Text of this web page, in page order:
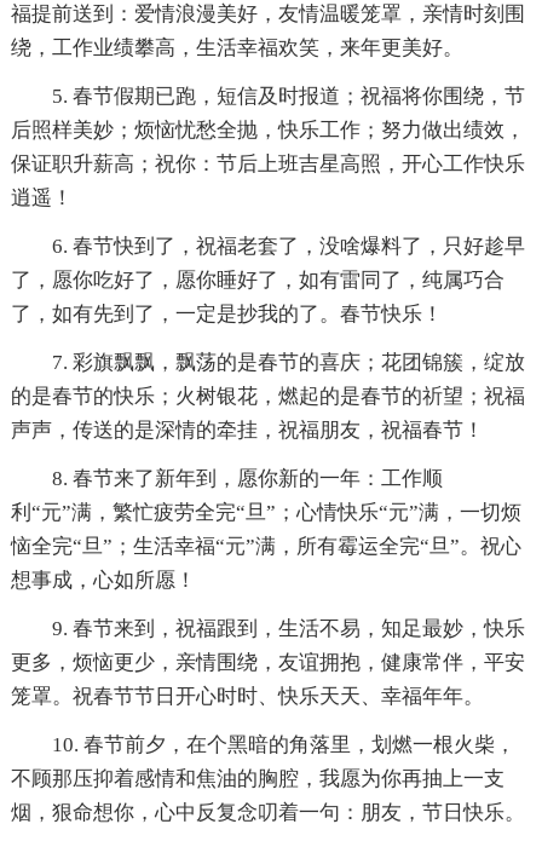
福提前送到：爱情浪漫美好，友情温暖笼罩，亲情时刻围
绕，工作业绩攀高，生活幸福欢笑，来年更美好。
5. 春节假期已跑，短信及时报道；祝福将你围绕，节
后照样美妙；烦恼忧愁全抛，快乐工作；努力做出绩效，
保证职升薪高；祝你：节后上班吉星高照，开心工作快乐
逍遥！
6. 春节快到了，祝福老套了，没啥爆料了，只好趁早
了，愿你吃好了，愿你睡好了，如有雷同了，纯属巧合
了，如有先到了，一定是抄我的了。春节快乐！
7. 彩旗飘飘，飘荡的是春节的喜庆；花团锦簇，绽放
的是春节的快乐；火树银花，燃起的是春节的祈望；祝福
声声，传送的是深情的牵挂，祝福朋友，祝福春节！
8. 春节来了新年到，愿你新的一年：工作顺
利“元”满，繁忙疲劳全完“旦”；心情快乐“元”满，一切烦
恼全完“旦”；生活幸福“元”满，所有霉运全完“旦”。祝心
想事成，心如所愿！
9. 春节来到，祝福跟到，生活不易，知足最妙，快乐
更多，烦恼更少，亲情围绕，友谊拥抱，健康常伴，平安
笼罩。祝春节节日开心时时、快乐天天、幸福年年。
10. 春节前夕，在个黑暗的角落里，划燃一根火柴，
不顾那压抑着感情和焦油的胸腔，我愿为你再抽上一支
烟，狠命想你，心中反复念叨着一句：朋友，节日快乐。